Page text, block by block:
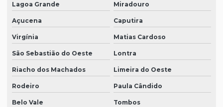
Lagoa Grande Miradouro
Açucena Caputira
Virgínia Matias Cardoso
São Sebastião do Oeste Lontra
Riacho dos Machados Limeira do Oeste
Rodeiro Paula Cândido
Belo Vale Tombos